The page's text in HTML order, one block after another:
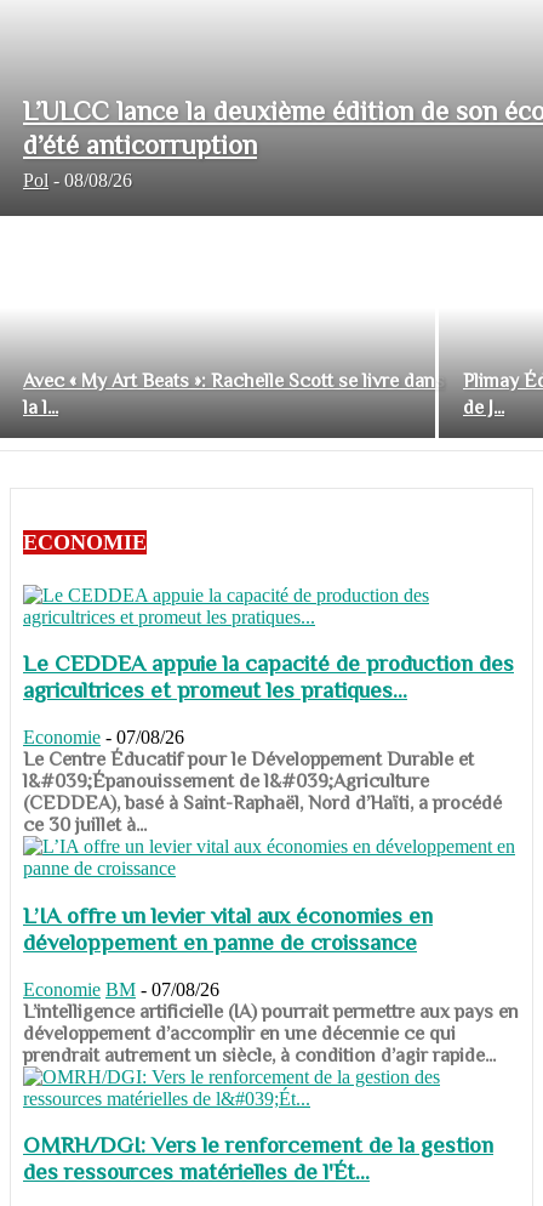
L’ULCC lance la deuxième édition de son
d’été anticorruption
Pol - 08/08/26
Avec « My Art Beats »: Rachelle Scott se livre dans
la l...
Plimay
de J...
ECONOMIE
Le CEDDEA appuie la capacité de production des
agricultrices et promeut les pratiques...
Economie - 07/08/26
​​​​​​​Le Centre Éducatif pour le Développement Durable et
l&#039;Épanouissement de l&#039;Agriculture
(CEDDEA), basé à Saint-Raphaël, Nord d’Haïti, a procédé
ce 30 juillet à...
L’IA offre un levier vital aux économies en
développement en panne de croissance
Economie BM - 07/08/26
​​​​​​​L’intelligence artificielle (IA) pourrait permettre aux pays en
développement d’accomplir en une décennie ce qui
prendrait autrement un siècle, à condition d’agir rapide...
OMRH/DGI: Vers le renforcement de la gestion
des ressources matérielles de l'Ét...